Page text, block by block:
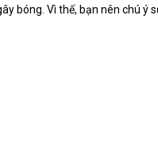
bóng. Vì thế, bạn nên chú